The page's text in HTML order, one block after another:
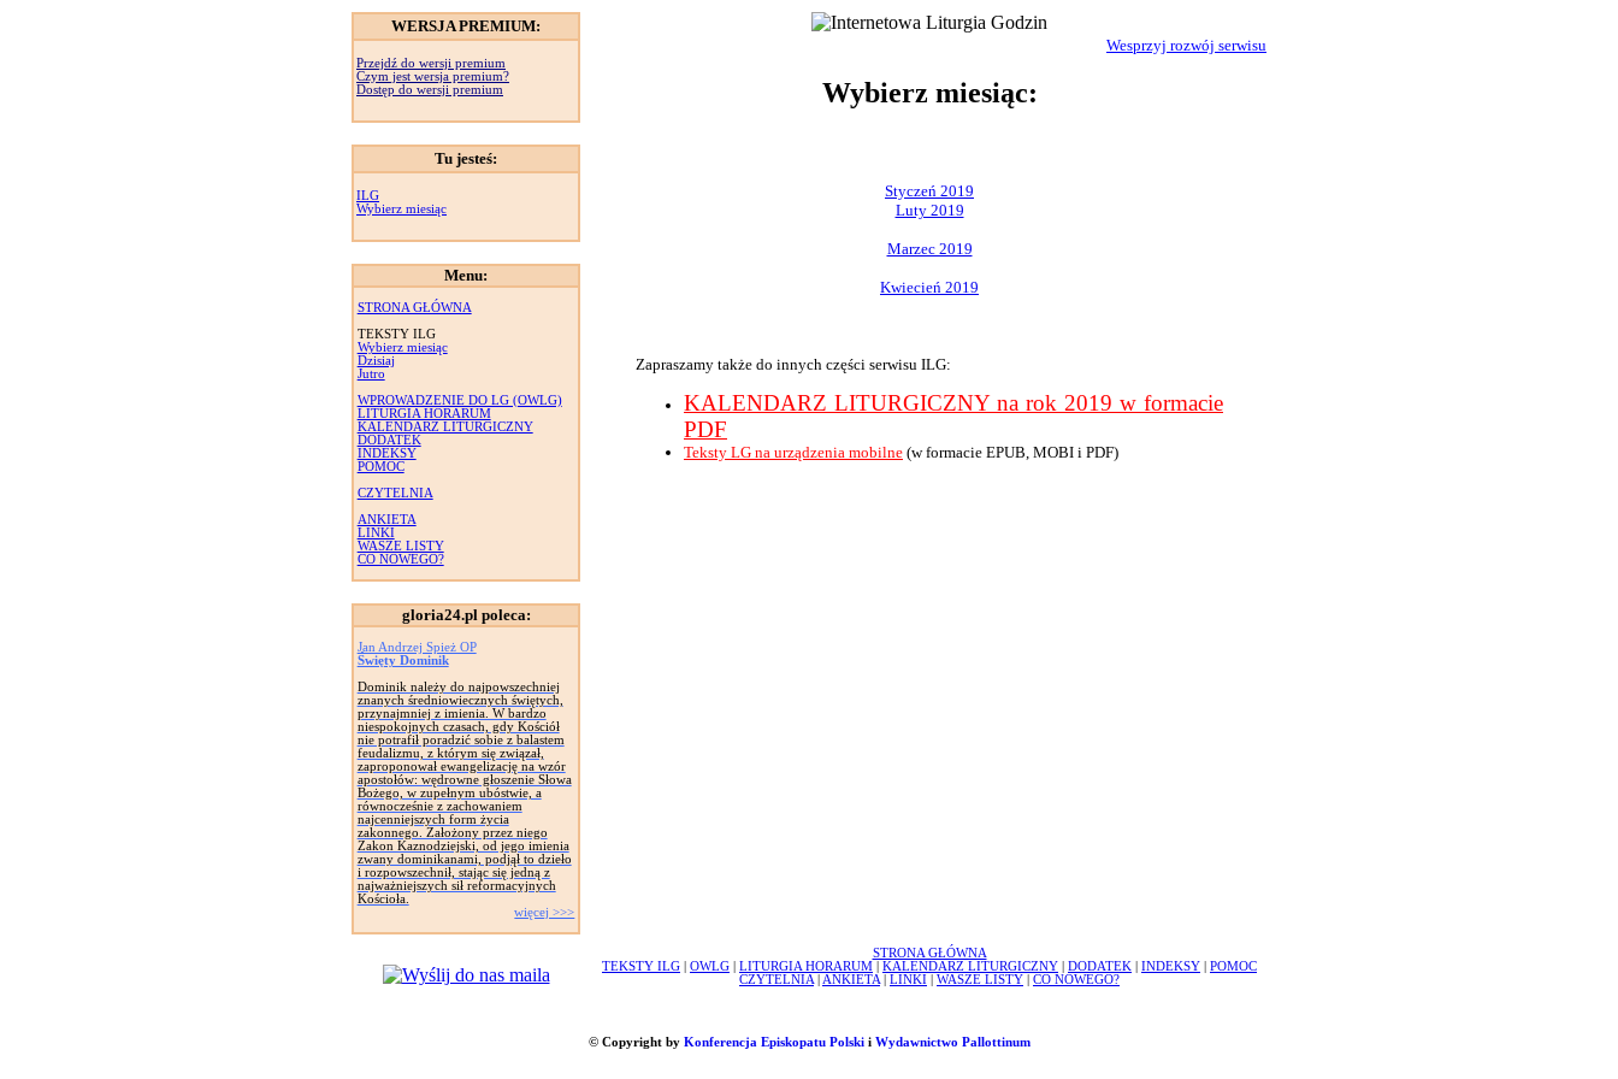
WERSJA PREMIUM:
Przejdź do wersji premium
Czym jest wersja premium?
Dostęp do wersji premium
Tu jesteś:
ILG
Wybierz miesiąc
Menu:
STRONA GŁÓWNA
TEKSTY ILG
Wybierz miesiąc
Dzisiaj
Jutro
WPROWADZENIE DO LG (OWLG)
LITURGIA HORARUM
KALENDARZ LITURGICZNY
DODATEK
INDEKSY
POMOC
CZYTELNIA
ANKIETA
LINKI
WASZE LISTY
CO NOWEGO?
gloria24.pl poleca:
Jan Andrzej Spież OP
Święty Dominik
Dominik należy do najpowszechniej
znanych średniowiecznych świętych,
przynajmniej z imienia. W bardzo
niespokojnych czasach, gdy Kościół
nie potrafił poradzić sobie z balastem
feudalizmu, z którym się związał,
zaproponował ewangelizację na wzór
apostołów: wędrowne głoszenie Słowa
Bożego, w zupełnym ubóstwie, a
równocześnie z zachowaniem
najcenniejszych form życia
zakonnego. Założony przez niego
Zakon Kaznodziejski, od jego imienia
zwany dominikanami, podjął to dzieło
i rozpowszechnił, stając się jedną z
najważniejszych sił reformacyjnych
Kościoła.
więcej >>>
Wesprzyj rozwój serwisu
Wybierz miesiąc:
Styczeń 2019
Luty 2019
Marzec 2019
Kwiecień 2019
Zapraszamy także do innych części serwisu ILG:
KALENDARZ LITURGICZNY na rok 2019 w formacie
PDF
Teksty LG na urządzenia mobilne (w formacie EPUB, MOBI i PDF)
STRONA GŁÓWNA
TEKSTY ILG
OWLG LITURGIA HORARUM KALENDARZ LITURGICZNY DODATEK INDEKSY
POMOC
CZYTELNIA
ANKIETA LINKI WASZE LISTY CO NOWEGO?
© Copyright by Konferencja Episkopatu Polskii Wydawnictwo Pallottinum